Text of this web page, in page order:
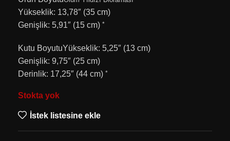
Yükseklik: 13,78″ (35 cm)
Genişlik: 5,91″ (15 cm) *
Kutu BoyutuYükseklik: 5,25″ (13 cm)
Genişlik: 9,75″ (25 cm)
Derinlik: 17,25″ (44 cm) *
Stokta yok
İstek listesine ekle